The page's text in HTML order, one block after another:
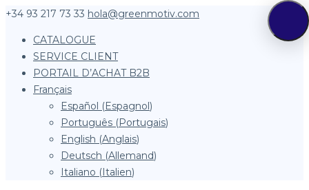
+34 93 217 73 33 hola@greenmotiv.com
CATALOGUE
SERVICE CLIENT
PORTAIL D’ACHAT B2B
Français
Español (Espagnol)
Português (Portugais)
English (Anglais)
Deutsch (Allemand)
Italiano (Italien)